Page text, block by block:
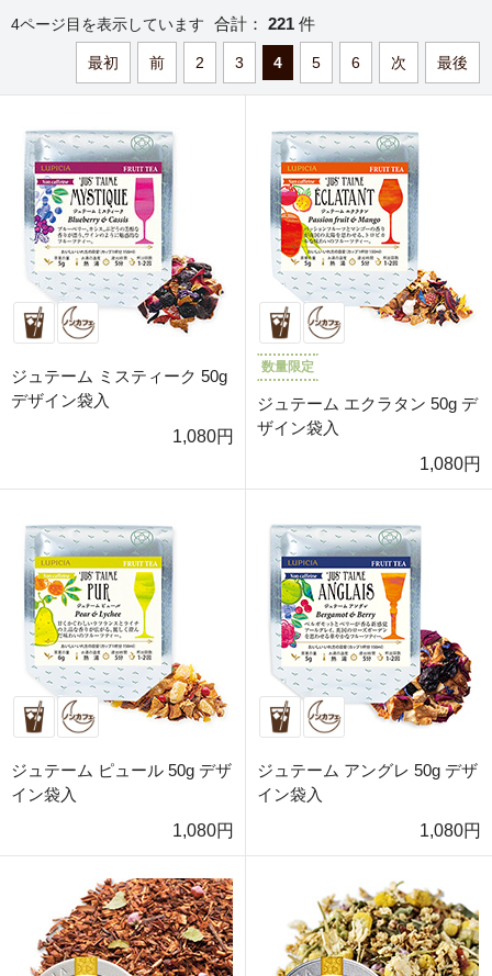
4ページ目を表示しています 合計： 221 件
最初 前 2 3 4 5 6 次 最後
ジュテーム ミスティーク 50g
デザイン袋入
1,080円
数量限定
ジュテーム エクラタン 50g デ
ザイン袋入
1,080円
ジュテーム ピュール 50g デザ
イン袋入
1,080円
ジュテーム アングレ 50g デザ
イン袋入
1,080円